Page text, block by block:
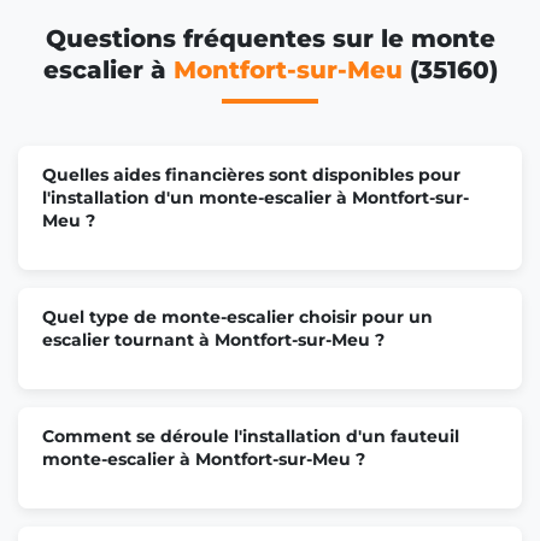
Questions fréquentes sur le monte
escalier à Montfort-sur-Meu (35160)
Quelles aides financières sont disponibles pour
l'installation d'un monte-escalier à Montfort-sur-
Meu ?
Quel type de monte-escalier choisir pour un
escalier tournant à Montfort-sur-Meu ?
Comment se déroule l'installation d'un fauteuil
monte-escalier à Montfort-sur-Meu ?